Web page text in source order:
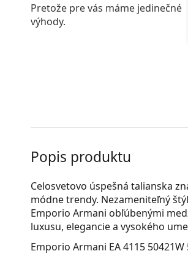
Pretože pre vás máme jedinečné
výhody.
Popis produktu
Celosvetovo úspešná talianska
módne trendy. Nezameniteľný
Emporio Armani obľúbenými
luxusu, elegancie a vysokého
Emporio Armani EA 4115